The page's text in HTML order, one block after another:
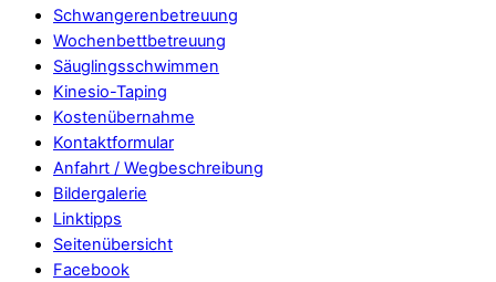
Schwangerenbetreuung
Wochenbettbetreuung
Säuglingsschwimmen
Kinesio-Taping
Kostenübernahme
Kontaktformular
Anfahrt / Wegbeschreibung
Bildergalerie
Linktipps
Seitenübersicht
Facebook